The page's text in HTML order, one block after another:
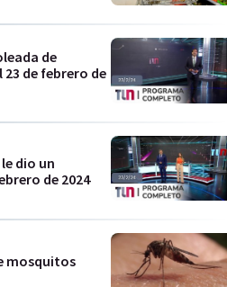
de
de febrero de
dio un
de 2024
mosquitos